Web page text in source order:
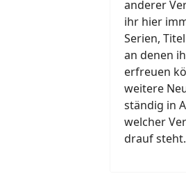
anderer
ihr hier
Serien,
an denen
erfreuen
weitere
ständig in
welcher
drauf steht.